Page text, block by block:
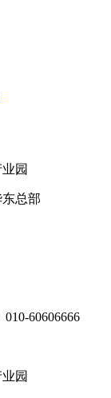
园
总部
60606666
园